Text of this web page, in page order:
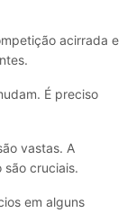
acirrada e
É preciso
vastas. A
cruciais.
em alguns